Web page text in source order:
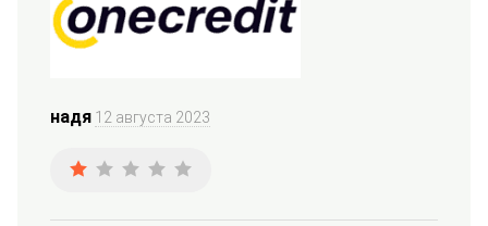
надя 12 августа 2023